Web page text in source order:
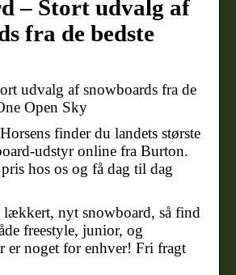
– Stort udvalg af
fra de bedste
udvalg af snowboards fra de
Open Sky
finder du landets største
udstyr online fra Burton.
hos os og få dag til dag
lækkert, nyt snowboard, så find
freestyle, junior, og
er noget for enhver! Fri fragt